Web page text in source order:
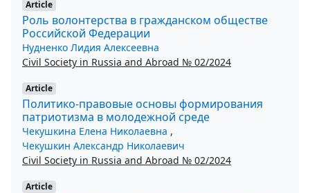
Article
Роль волонтерства в гражданском обществе
Российской Федерации
Нудненко Лидия Алексеевна
Civil Society in Russia and Abroad № 02/2024
Article
Политико-правовые основы формирования
патриотизма в молодежной среде
Чекушкина Елена Николаевна ,
Чекушкин Александр Николаевич
Civil Society in Russia and Abroad № 02/2024
Article